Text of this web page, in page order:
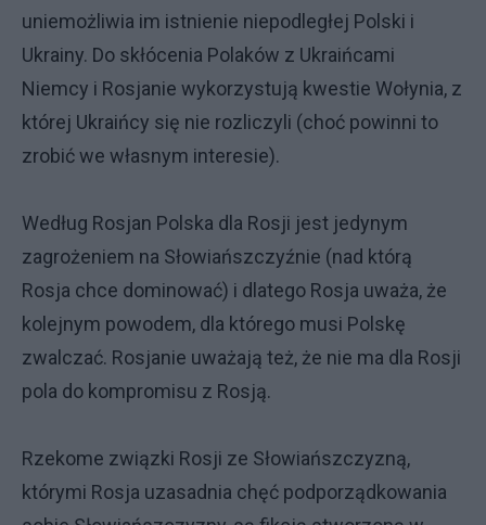
uniemożliwia im istnienie niepodległej Polski i
Ukrainy. Do skłócenia Polaków z Ukraińcami
Niemcy i Rosjanie wykorzystują kwestie Wołynia, z
której Ukraińcy się nie rozliczyli (choć powinni to
zrobić we własnym interesie).
Według Rosjan Polska dla Rosji jest jedynym
zagrożeniem na Słowiańszczyźnie (nad którą
Rosja chce dominować) i dlatego Rosja uważa, że
kolejnym powodem, dla którego musi Polskę
zwalczać. Rosjanie uważają też, że nie ma dla Rosji
pola do kompromisu z Rosją.
Rzekome związki Rosji ze Słowiańszczyzną,
którymi Rosja uzasadnia chęć podporządkowania